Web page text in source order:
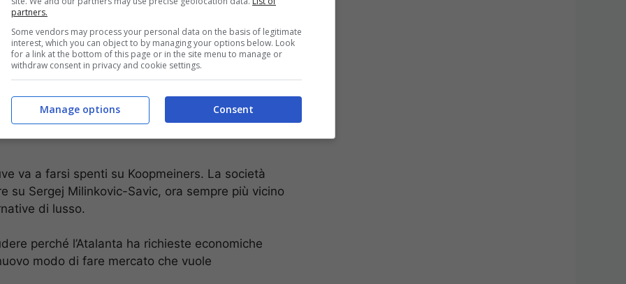
va a farsi spenti su Koopmeiners. La società
su Sergej Milinkovic-Savic, ora sempre più vicino
di lusso.
perché l’Atalanta ha richieste economiche
modo di fare mercato che vuole
partners.
Some vendors may process your personal data on the basis of legitimate
interest, which you can object to by managing your options below. Look
for a link at the bottom of this page or in the site menu to manage or
withdraw consent in privacy and cookie settings.
Consent
Manage options